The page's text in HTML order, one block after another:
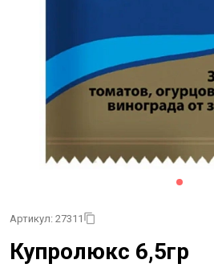
Артикул: 27311
Купролюкс 6,5гр